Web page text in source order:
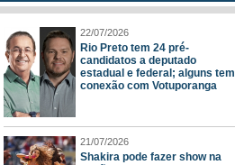
22/07/2026
Rio Preto tem 24 pré-
candidatos a deputado
estadual e federal; alguns tem
conexão com Votuporanga
21/07/2026
Shakira pode fazer show na